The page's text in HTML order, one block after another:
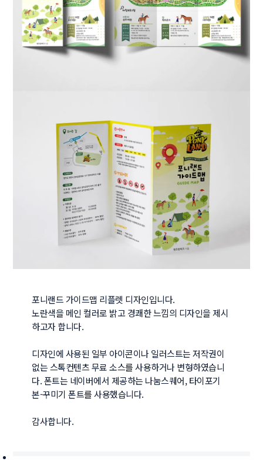
포니랜드 가이드맵 리플렛 디자인입니다.
노란색을 메인 컬러로 밝고 경쾌한 느낌의 디자인을 제시
하고자 합니다.
디자인에 사용된 일부 아이콘이나 일러스트는 저작권이
없는 스톡컨텐츠 무료 소스를 사용하거나 변형하였습니
다. 폰트는 네이버에서 제공하는 나눔스퀘어, 타이포기
본-꾸미기 폰트를 사용했습니다.
감사합니다.